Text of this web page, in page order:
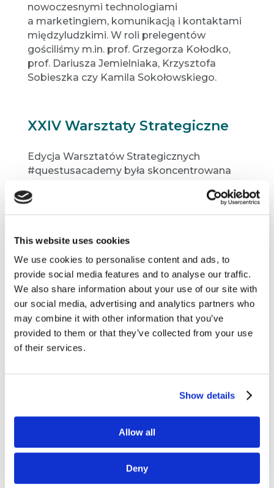
This website uses cookies
We use cookies to personalise content and ads, to
provide social media features and to analyse our traffic.
We also share information about your use of our site with
our social media, advertising and analytics partners who
may combine it with other information that you’ve
provided to them or that they’ve collected from your use
of their services.
Show details
Allow all
Deny
Ostatnie – XXV Warsztaty
Strategiczne
fraudy, a naszymi gośćmi byli: prof. Dariusz
Dobromir Cias, Tomasz Jakubowski, Michał
Moneta, Kamil Sokołowski.
XXIV Warsztaty Strategiczne
Edycja Warsztatów Strategicznych
#questusacademy była skoncentrowana
w kontekście projektowania doświadczeń,
produktów czy stron WWW. Prelegentami
Michalska, Lech Kaniuk czy Magdalena
Kotlarczyk.
nowoczesnymi technologiami
a marketingiem, komunikacją i kontaktami
międzyludzkimi. W roli prelegentów
gościliśmy m.in. prof. Grzegorza Kołodko,
prof. Dariusza Jemielniaka, Krzysztofa
Sobieszka czy Kamila Sokołowskiego.